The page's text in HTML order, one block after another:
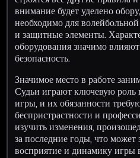
внимание будет уделено
необходимо для
и защитные элементы.
оборудования значимо
безопасность.
Значимое место в работе
Судьи играют ключевую роль
игры, и их обязанности
беспристрастности и
изучить изменения,
за последние годы, что может
восприятие и динамику игры